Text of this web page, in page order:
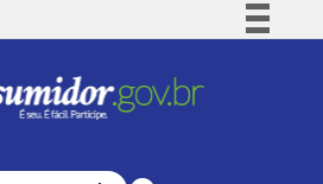
Comunica BR